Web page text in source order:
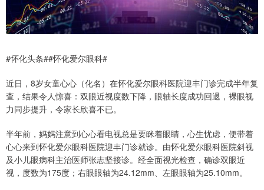
#怀化头条##怀化爱尔眼科#
近日，8岁女童心心（化名）在怀化爱尔眼科医院迎丰门诊完成半年复
查，结果令人惊喜：双眼近视度数下降，眼轴长度成功回退，裸眼视
力同步提升，令家长欣喜不已。
半年前，妈妈注意到心心看电视总是要眯着眼睛，心生忧虑，便带着
心心来到怀化爱尔眼科医院迎丰门诊就诊。由怀化爱尔眼科医院斜视
及小儿眼病科主治医师张志坚接诊。经全面视光检查，确诊双眼近
视，度数为175度；右眼眼轴为24.12mm、左眼眼轴为25.10mm。